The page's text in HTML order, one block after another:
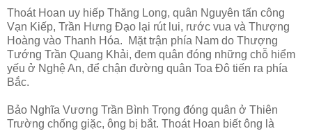
Thoát Hoan uy hiếp Thăng Long, quân Nguyên tấn công
Vạn Kiếp, Trần Hưng Đạo lại rút lui, rước vua và Thượng
Hoàng vào Thanh Hóa. Mặt trận phía Nam do Thượng
Tướng Trần Quang Khải, đem quân đóng những chỗ hiểm
yếu ở Nghệ An, để chận đường quân Toa Đô tiến ra phía
Bắc.
Bảo Nghĩa Vương Trần Bình Trọng đóng quân ở Thiên
Trường chống giặc, ông bị bắt. Thoát Hoan biết ông là